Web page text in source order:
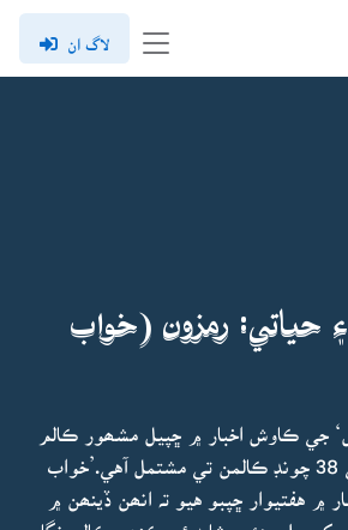
لاگ ان
حياتي: رمزون (خواب
جي ڪاوش اخبار ۾ ڇپيل مشھور ڪالم
سلسلي ’خواب نگر‘ جي 38 چونڊ ڪالمن تي مشتمل آهي.’خواب
۾ هفتيوار ڇپبو هيو تہ انھن ڏينھن ۾
کي ملي هئي، شايد ئي ڪنھن ڪالم نگار